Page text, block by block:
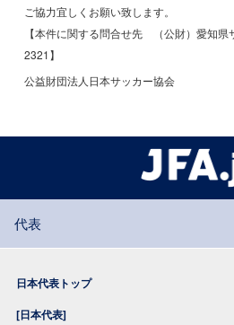
ご協力宜しくお願い致します。
【本件に関する問合せ先 （公財）愛知
2321】
公益財団法人日本サッカー協会
代表
日本代表トップ
[日本代表]